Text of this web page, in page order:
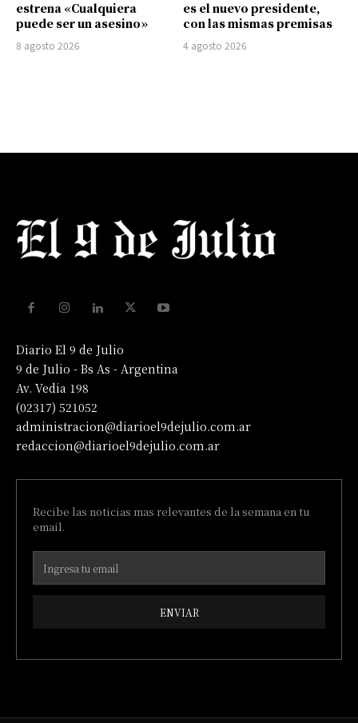
estrena «Cualquiera
puede ser un asesino»
8 agosto 2026
es el nuevo presidente,
con las mismas premisas
4 agosto 2026
Diario El 9 de Julio
9 de Julio - Bs As - Argentina
Av. Vedia 198
(02317) 521052
administracion@diarioel9dejulio.com.ar
redaccion@diarioel9dejulio.com.ar
Recibe las noticias mas relevantes de la semana en tu
email.
ENVIAR